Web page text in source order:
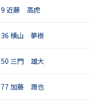
9 近藤 高虎
36 横山 夢樹
50 三門 雄大
77 加藤 潤也